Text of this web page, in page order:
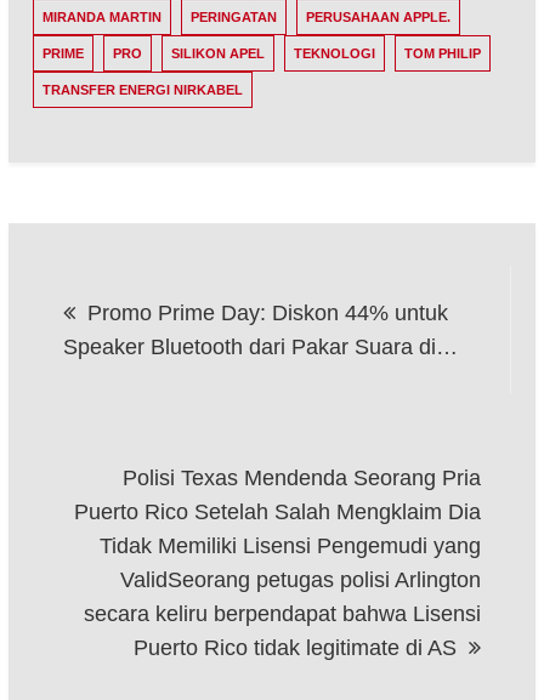
MIRANDA MARTIN PERINGATAN PERUSAHAAN APPLE.
PRIME PRO SILIKON APEL TEKNOLOGI TOM PHILIP
TRANSFER ENERGI NIRKABEL
navigation
Promo Prime Day: Diskon 44% untuk
Speaker Bluetooth dari Pakar Suara di…
Polisi Texas Mendenda Seorang Pria
Puerto Rico Setelah Salah Mengklaim Dia
Tidak Memiliki Lisensi Pengemudi yang
ValidSeorang petugas polisi Arlington
secara keliru berpendapat bahwa Lisensi
Puerto Rico tidak legitimate di AS